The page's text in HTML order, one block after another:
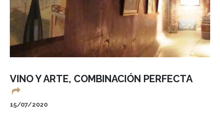
VINO Y ARTE, COMBINACIÓN PERFECTA
15/07/2020